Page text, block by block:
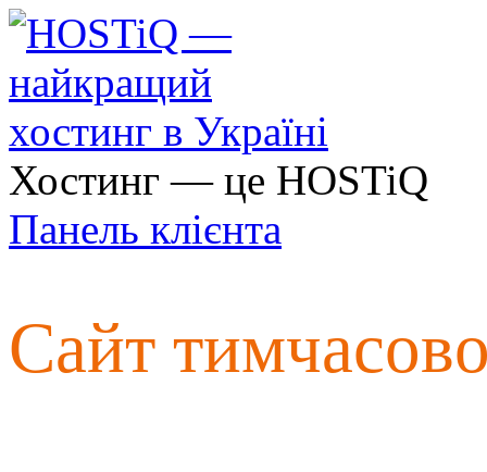
Хостинг — це HOSTiQ
Панель клієнта
Сайт